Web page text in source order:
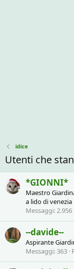
idice
Utenti che
*GIONNI*
Maestro
a lido di venezia
Messaggi 2.956
--davide--
Aspirante
Messaggi 363